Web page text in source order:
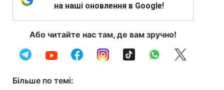
на наші оновлення в Google!
Або читайте нас там, де вам зручно!
Більше по темі: